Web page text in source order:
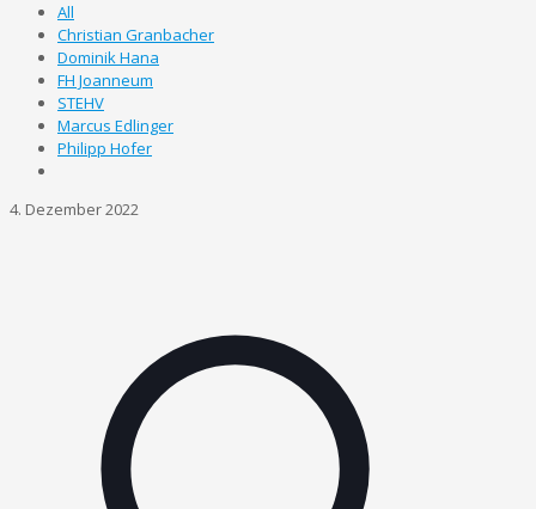
All
Christian Granbacher
Dominik Hana
FH Joanneum
STEHV
Marcus Edlinger
Philipp Hofer
4. Dezember 2022